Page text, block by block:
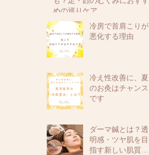
めの巡りケア
冷房で首肩こりが
悪化する理由
冷え性改善に、夏
のお灸はチャンス
です
ダーマ鍼とは？透
明感・ツヤ肌を目
指す新しい肌質改